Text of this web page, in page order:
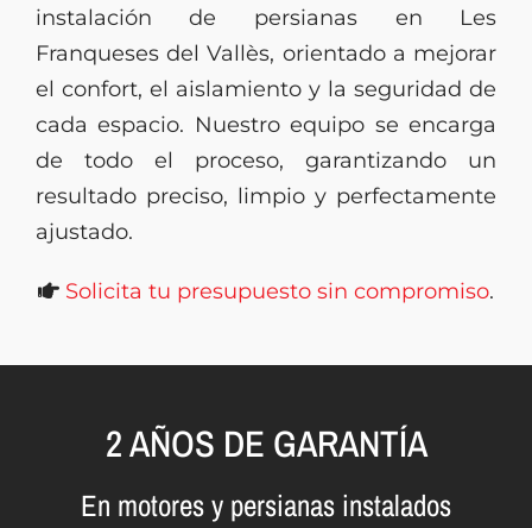
instalación de persianas en Les
Franqueses del Vallès, orientado a mejorar
el confort, el aislamiento y la seguridad de
cada espacio. Nuestro equipo se encarga
de todo el proceso, garantizando un
resultado preciso, limpio y perfectamente
ajustado.
Solicita tu presupuesto sin compromiso.
2 AÑOS DE GARANTÍA
En motores y persianas instalados